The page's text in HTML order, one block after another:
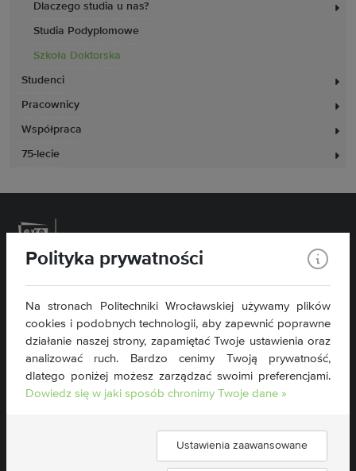
Dlaczego studia u nas?
Studia Podyplomowe
Szkoła Doktorska
Studenci
Pracownicy
Współpraca
75-lecie
Wydział Inżynierii Środowiska
Plac Grunwaldzki 13
50-377 Wrocław
tel. 71 320 46 76
wis@pwr.edu.pl
NIP: 896-000-58-51
Polityka prywatności
Na stronach Politechniki Wrocławskiej używamy plików
cookies i podobnych technologii, aby zapewnić poprawne
działanie naszej strony, zapamiętać Twoje ustawienia oraz
analizować ruch. Bardzo cenimy Twoją prywatność,
dlatego poniżej możesz zarządzać swoimi preferencjami.
Dowiedz się w jaki sposób chronimy Twoje dane »
Ustawienia zaawansowane